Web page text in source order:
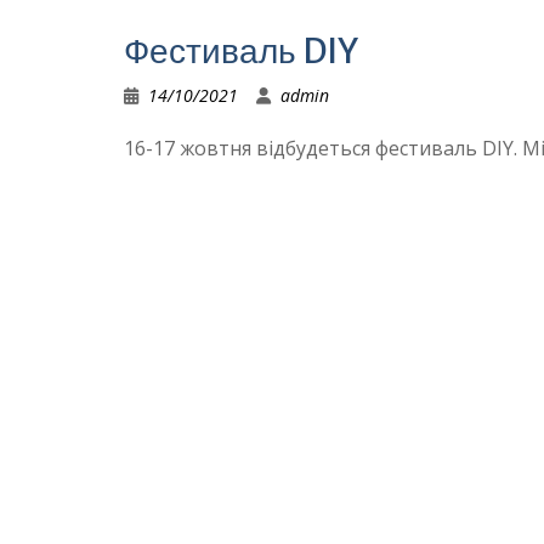
Фестиваль DIY
14/10/2021 admin
16-17 жовтня відбудеться фестиваль DIY.